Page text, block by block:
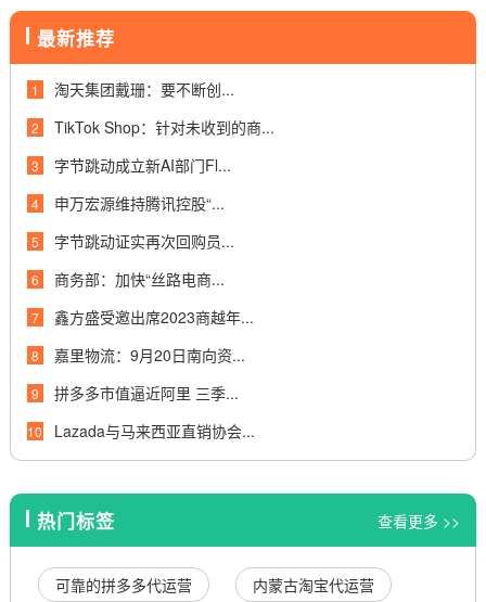
最新推荐
1 淘天集团戴珊：要不断创...
2 TikTok Shop：针对未收到的商...
3 字节跳动成立新AI部门Fl...
4 申万宏源维持腾讯控股“...
5 字节跳动证实再次回购员...
6 商务部：加快“丝路电商...
7 鑫方盛受邀出席2023商越年...
8 嘉里物流：9月20日南向资...
9 拼多多市值逼近阿里 三季...
10 Lazada与马来西亚直销协会...
热门标签 查看更多 >>
可靠的拼多多代运营
内蒙古淘宝代运营